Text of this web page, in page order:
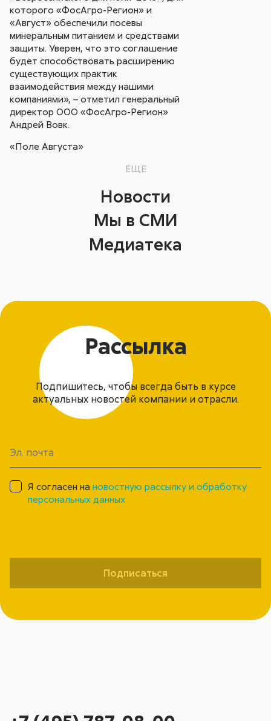
которого «ФосАгро-Регион» и
«Август» обеспечили посевы
минеральным питанием и средствами
защиты. Уверен, что это соглашение
будет способствовать расширению
существующих практик
взаимодействия между нашими
компаниями», – отметил генеральный
директор ООО «ФосАгро-Регион»
Андрей Вовк.
«Поле Августа»
ЕЩЕ
Новости
Мы в СМИ
Медиатека
Рассылка
Подпишитесь, чтобы всегда быть в курсе
актуальных новостей компании и отрасли.
Я согласен нановостную рассылку и обработку
персональных данных
Подписаться